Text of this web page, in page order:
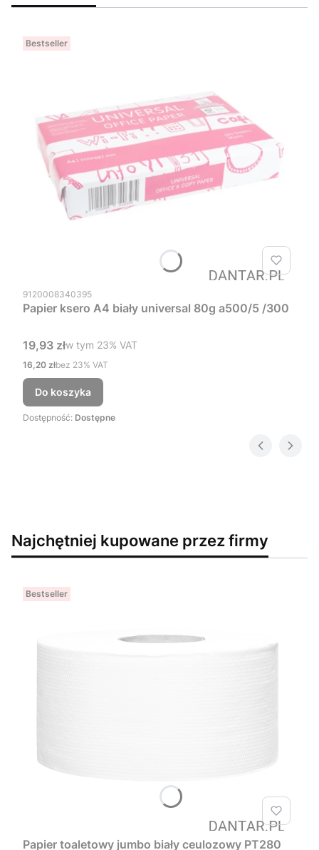
Bestseller
Kod produktu
9120008340395
Papier ksero A4 biały universal 80g a500/5 /300
Cena brutto
19,93 złw tym %s VAT
w tym 23% VAT
Cena netto
16,20 złbez 23% VAT
Do koszyka
Dostępność: Dostępne
Najchętniej kupowane przez firmy
Bestseller
Papier toaletowy jumbo biały ceulozowy PT280